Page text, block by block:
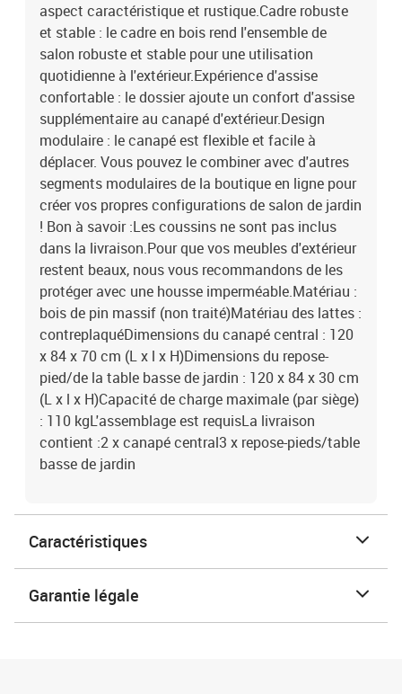
aspect caractéristique et rustique.Cadre robuste
et stable : le cadre en bois rend l'ensemble de
salon robuste et stable pour une utilisation
quotidienne à l'extérieur.Expérience d'assise
confortable : le dossier ajoute un confort d'assise
supplémentaire au canapé d'extérieur.Design
modulaire : le canapé est flexible et facile à
déplacer. Vous pouvez le combiner avec d'autres
segments modulaires de la boutique en ligne pour
créer vos propres configurations de salon de jardin
! Bon à savoir :Les coussins ne sont pas inclus
dans la livraison.Pour que vos meubles d'extérieur
restent beaux, nous vous recommandons de les
protéger avec une housse imperméable.Matériau :
bois de pin massif (non traité)Matériau des lattes :
contreplaquéDimensions du canapé central : 120
x 84 x 70 cm (L x l x H)Dimensions du repose-
pied/de la table basse de jardin : 120 x 84 x 30 cm
(L x l x H)Capacité de charge maximale (par siège)
: 110 kgL'assemblage est requisLa livraison
contient :2 x canapé central3 x repose-pieds/table
basse de jardin
Caractéristiques
Garantie légale